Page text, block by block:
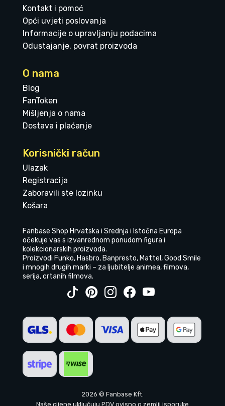
Kontakt i pomoć
Opći uvjeti poslovanja
Informacije o upravljanju podacima
Odustajanje, povrat proizvoda
O nama
Blog
FanToken
Mišljenja o nama
Dostava i plaćanje
Korisnički račun
Ulazak
Registracija
Zaboravili ste lozinku
Košara
Fanbase Shop Hrvatska i Srednja i Istočna Europa
očekuje vas s izvanrednom ponudom figura i
kolekcionarskih proizvoda.
Proizvodi Funko, Hasbro, Banpresto, Mattel, Good Smile
i mnogih drugih marki – za ljubitelje animea, filmova,
serija, crtanih filmova.
2026 © Fanbase Kft.
Naše cijene uključuju PDV ovisno o zemlji isporuke